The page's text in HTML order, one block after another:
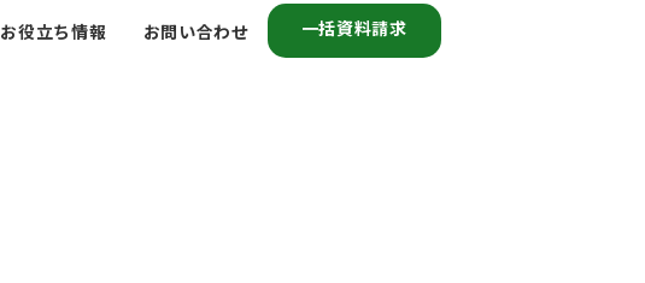
お役立ち情報 お問い合わせ 一括資料請求